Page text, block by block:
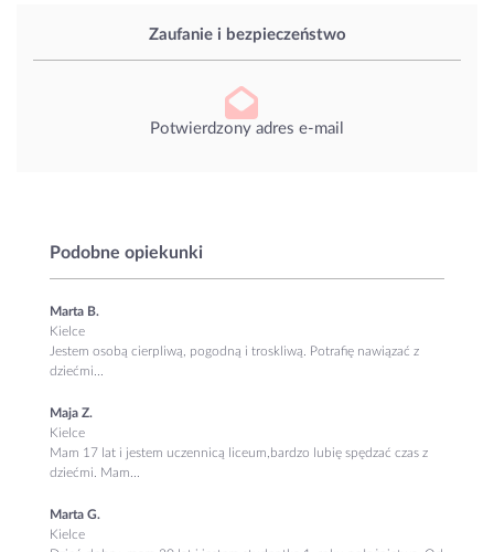
Zaufanie i bezpieczeństwo
Potwierdzony adres e-mail
Podobne opiekunki
Marta B.
Kielce
Jestem osobą cierpliwą, pogodną i troskliwą. Potrafię nawiązać z
dziećmi...
Maja Z.
Kielce
Mam 17 lat i jestem uczennicą liceum,bardzo lubię spędzać czas z
dziećmi. Mam...
Marta G.
Kielce